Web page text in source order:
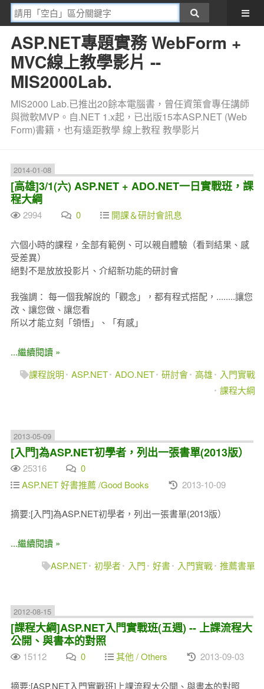
ASP.NET專題實務 WebForm +
MVC線上教學影片 --
MIS2000Lab.
MIS2000 Lab.已推出20餘本電腦書，曾任資策會專任講師
與微軟MVP。自.NET 1.x起，已出版15本ASP.NET (Web
Form)書籍，也有遠距教學 線上教程 教學影片
2014-01-08
[高雄]3/1(六) ASP.NET + ADO.NET一日實戰班，課
程大綱
2994 0 開課＆研討會訊息
六個小時的課程，全部有範例、可以親自體驗（看到結果、感
受差異）
絕對不是放放投影片、介紹新功能的研討會
我強調： 每一個我解說的「觀念」，都有程式搭配，........讓您
改、讓您做、讓您看
所以才能立刻「領悟」、「有感」
...繼續閱讀 »
課程說明
ASP.NET ADO.NET 研討會 高雄
入門實戰
課程大綱
2013-05-09
[入門]為ASP.NET初學者，列出一張書單(2013版）
25316
0
ASP.NET 好書推薦 /Good Books
2013-10-09
摘要:[入門]為ASP.NET初學者，列出一張書單(2013版）
...繼續閱讀 »
ASP.NET 初學者 入門 好書 入門實戰 推薦書單
2012-08-15
[課程大綱]ASP.NET入門實戰班(五週) -- 上課流程大
公開、與書本的對照
15112 0 其他 / Others 2013-09-03
摘要:[ASP.NET入門實戰班]上課流程大公開、與書本的對照